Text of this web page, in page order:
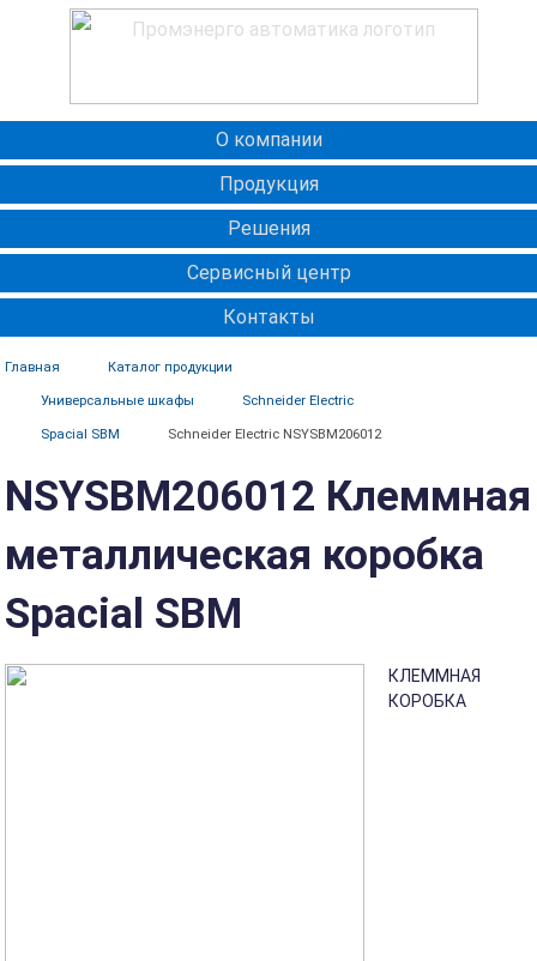
О компании
Продукция
Решения
Сервисный центр
Контакты
Главная Каталог продукции
Универсальные шкафы Schneider Electric
Spacial SBM Schneider Electric NSYSBM206012
NSYSBM206012 Клеммная
металлическая коробка
Spacial SBM
КЛЕММНАЯ
КОРОБКА